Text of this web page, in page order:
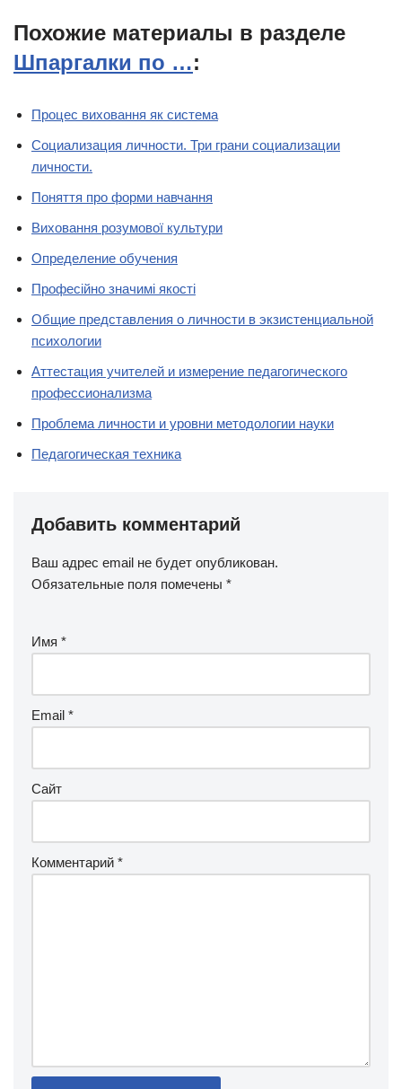
Похожие материалы в разделе
Шпаргалки по …:
Процес виховання як система
Социализация личности. Три грани социализации
личности.
Поняття про форми навчання
Виховання розумової культури
Определение обучения
Професійно значимі якості
Общие представления о личности в экзистенциальной
психологии
Аттестация учителей и измерение педагогического
профессионализма
Проблема личности и уровни методологии науки
Педагогическая техника
Добавить комментарий
Ваш адрес email не будет опубликован.
Обязательные поля помечены *
Имя *
Email *
Сайт
Комментарий *